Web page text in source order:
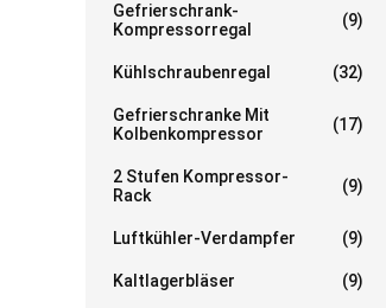
Gefrierschrank-
Kompressorregal
(9)
Kühlschraubenregal (32)
Gefrierschranke Mit
Kolbenkompressor
(17)
2 Stufen Kompressor-
Rack
(9)
Luftkühler-Verdampfer (9)
Kaltlagerbläser (9)